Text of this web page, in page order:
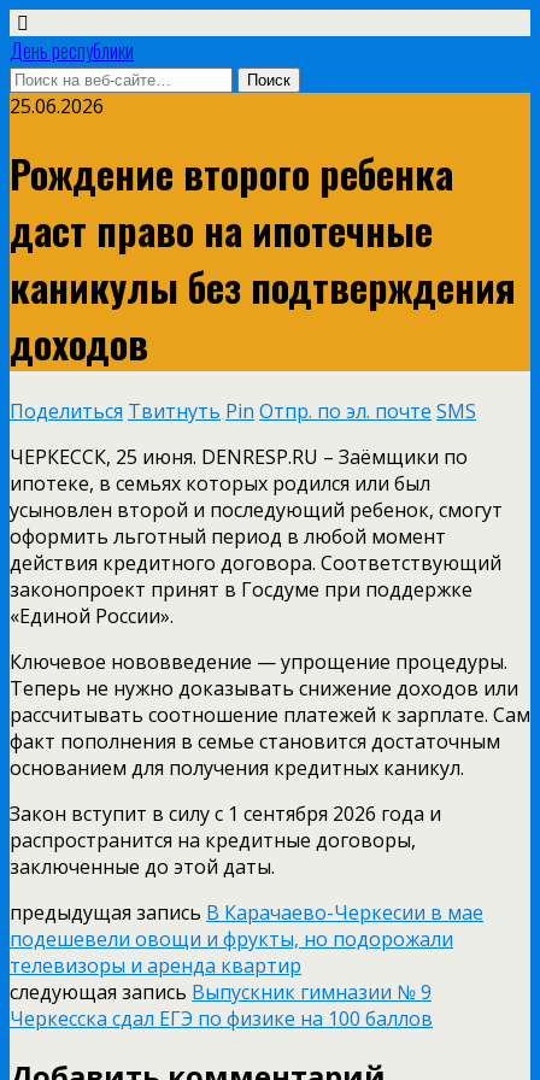
День республики
25.06.2026
Рождение второго ребенка
даст право на ипотечные
каникулы без подтверждения
доходов
Поделиться Твитнуть Pin Отпр. по эл. почте SMS
ЧЕРКЕССК, 25 июня. DENRESP.RU – Заёмщики по
ипотеке, в семьях которых родился или был
усыновлен второй и последующий ребенок, смогут
оформить льготный период в любой момент
действия кредитного договора. Соответствующий
законопроект принят в Госдуме при поддержке
«Единой России».
Ключевое нововведение — упрощение процедуры.
Теперь не нужно доказывать снижение доходов или
рассчитывать соотношение платежей к зарплате. Сам
факт пополнения в семье становится достаточным
основанием для получения кредитных каникул.
Закон вступит в силу с 1 сентября 2026 года и
распространится на кредитные договоры,
заключенные до этой даты.
предыдущая запись В Карачаево-Черкесии в мае
подешевели овощи и фрукты, но подорожали
телевизоры и аренда квартир
следующая запись Выпускник гимназии № 9
Черкесска сдал ЕГЭ по физике на 100 баллов